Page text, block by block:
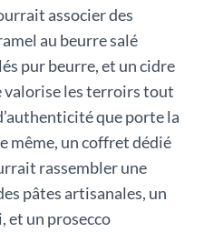
associer des
au beurre salé
pur beurre, et un cidre
valorise les terroirs tout
que porte la
même, un coffret dédié
rassembler une
pâtes artisanales, un
et un prosecco